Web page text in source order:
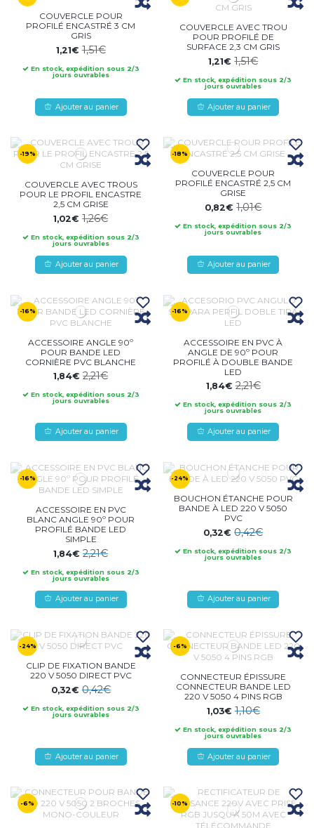
COUVERCLE POUR
PROFILÉ ENCASTRÉ 3 CM
GRIS
1,21€1,51€
En stock, expédition sous 2/3
jours ouvrables
Ajouter au panier
COUVERCLE AVEC TROU
POUR PROFILÉ DE
SURFACE 2,3 CM GRIS
1,21€1,51€
En stock, expédition sous 2/3
jours ouvrables
Ajouter au panier
-19%
COUVERCLE AVEC TROUS
POUR LE PROFIL ENCASTRE
2,5 CM GRISE
1,02€1,26€
En stock, expédition sous 2/3
jours ouvrables
Ajouter au panier
-18%
COUVERCLE POUR
PROFILÉ ENCASTRÉ 2,5 CM
GRISE
0,82€1,01€
En stock, expédition sous 2/3
jours ouvrables
Ajouter au panier
-16%
ACCESSOIRE ANGLE 90º
POUR BANDE LED
CORNIÈRE PVC BLANCHE
1,84€2,21€
En stock, expédition sous 2/3
jours ouvrables
Ajouter au panier
-16%
ACCESSOIRE EN PVC À
ANGLE DE 90º POUR
PROFILÉ À DOUBLE BANDE
LED
1,84€2,21€
En stock, expédition sous 2/3
jours ouvrables
Ajouter au panier
-16%
ACCESSOIRE EN PVC
BLANC ANGLE 90º POUR
PROFILÉ BANDE LED
SIMPLE
1,84€2,21€
En stock, expédition sous 2/3
jours ouvrables
Ajouter au panier
-24%
BOUCHON ÉTANCHE POUR
BANDE À LED 220 V 5050
PVC
0,32€0,42€
En stock, expédition sous 2/3
jours ouvrables
Ajouter au panier
-24%
CLIP DE FIXATION BANDE
220 V 5050 DIRECT PVC
0,32€0,42€
En stock, expédition sous 2/3
jours ouvrables
Ajouter au panier
-6%
CONNECTEUR ÉPISSURE
CONNECTEUR BANDE LED
220 V 5050 4 PINS RGB
1,03€1,10€
En stock, expédition sous 2/3
jours ouvrables
Ajouter au panier
-6% -10%